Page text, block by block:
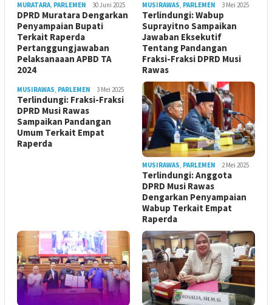
MURATARA, PARLEMEN 30 Juni 2025
DPRD Muratara Dengarkan
Penyampaian Bupati
Terkait Raperda
Pertanggungjawaban
Pelaksanaaan APBD TA
2024
MUSIRAWAS, PARLEMEN 3 Mei 2025
Terlindungi: Wabup
Suprayitno Sampaikan
Jawaban Eksekutif
Tentang Pandangan
Fraksi-Fraksi DPRD Musi
Rawas
MUSIRAWAS, PARLEMEN 3 Mei 2025
Terlindungi: Fraksi-Fraksi
DPRD Musi Rawas
Sampaikan Pandangan
Umum Terkait Empat
Raperda
MUSIRAWAS, PARLEMEN 2 Mei 2025
Terlindungi: Anggota
DPRD Musi Rawas
Dengarkan Penyampaian
Wabup Terkait Empat
Raperda